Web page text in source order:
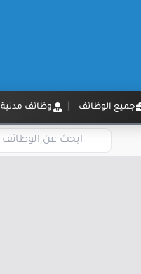
جميع الوظائف وظائف مدنية